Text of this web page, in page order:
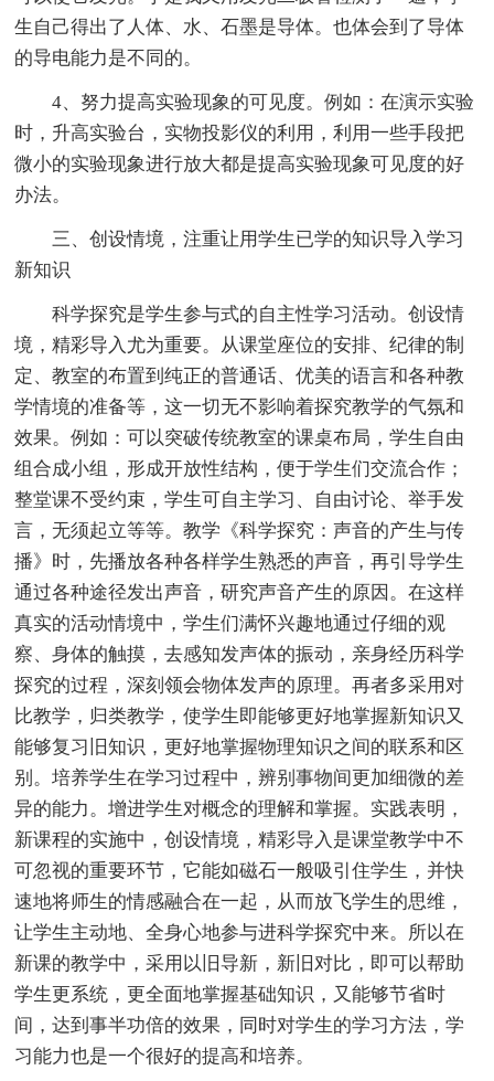
生自己得出了人体、水、石墨是导体。也体会到了导体
的导电能力是不同的。
4、努力提高实验现象的可见度。例如：在演示实验
时，升高实验台，实物投影仪的利用，利用一些手段把
微小的实验现象进行放大都是提高实验现象可见度的好
办法。
三、创设情境，注重让用学生已学的知识导入学习
新知识
科学探究是学生参与式的自主性学习活动。创设情
境，精彩导入尤为重要。从课堂座位的安排、纪律的制
定、教室的布置到纯正的普通话、优美的语言和各种教
学情境的准备等，这一切无不影响着探究教学的气氛和
效果。例如：可以突破传统教室的课桌布局，学生自由
组合成小组，形成开放性结构，便于学生们交流合作；
整堂课不受约束，学生可自主学习、自由讨论、举手发
言，无须起立等等。教学《科学探究：声音的产生与传
播》时，先播放各种各样学生熟悉的声音，再引导学生
通过各种途径发出声音，研究声音产生的原因。在这样
真实的活动情境中，学生们满怀兴趣地通过仔细的观
察、身体的触摸，去感知发声体的振动，亲身经历科学
探究的过程，深刻领会物体发声的原理。再者多采用对
比教学，归类教学，使学生即能够更好地掌握新知识又
能够复习旧知识，更好地掌握物理知识之间的联系和区
别。培养学生在学习过程中，辨别事物间更加细微的差
异的能力。增进学生对概念的理解和掌握。实践表明，
新课程的实施中，创设情境，精彩导入是课堂教学中不
可忽视的重要环节，它能如磁石一般吸引住学生，并快
速地将师生的情感融合在一起，从而放飞学生的思维，
让学生主动地、全身心地参与进科学探究中来。所以在
新课的教学中，采用以旧导新，新旧对比，即可以帮助
学生更系统，更全面地掌握基础知识，又能够节省时
间，达到事半功倍的效果，同时对学生的学习方法，学
习能力也是一个很好的提高和培养。